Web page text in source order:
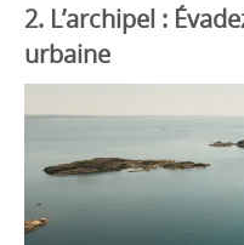
2. L’archipel :
urbaine